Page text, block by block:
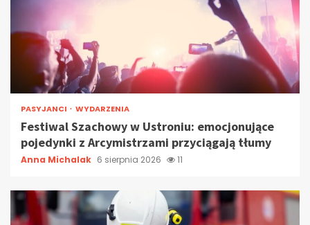
PASYJANCI WYDARZENIA
Festiwal Szachowy w Ustroniu: emocjonujące
pojedynki z Arcymistrzami przyciągają tłumy
Anna Michalak 6 sierpnia 2026 11